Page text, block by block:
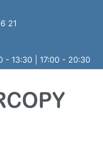
21
- 13:30 | 17:00 - 20:30